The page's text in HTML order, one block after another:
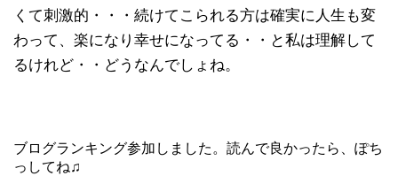
くて刺激的・・・続けてこられる方は確実に人生も変
わって、楽になり幸せになってる・・と私は理解して
るけれど・・どうなんでしょね。
ブログランキング参加しました。読んで良かったら、ぽち
っしてね♫